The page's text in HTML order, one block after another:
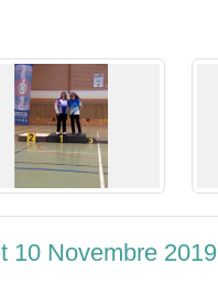
10 Novembre 2019